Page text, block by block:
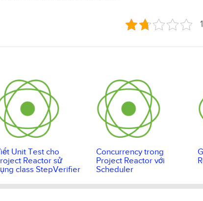
Unit Test cho
Reactor sử
class StepVerifier
Concurrency trong
Project Reactor với
Scheduler